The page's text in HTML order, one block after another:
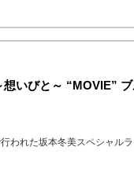
いびと～ “MOVIE” ブ
われた坂本冬美スペシャルラ